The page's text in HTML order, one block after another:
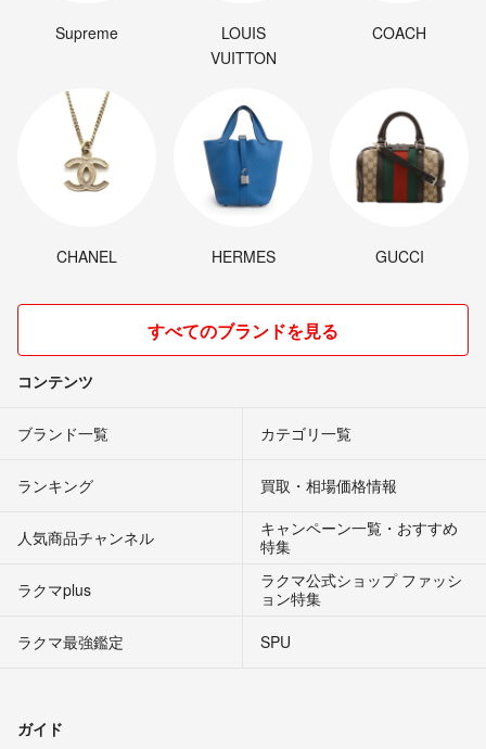
Supreme
LOUIS
VUITTON
COACH
CHANEL HERMES GUCCI
すべてのブランドを見る
コンテンツ
ブランド一覧 カテゴリ一覧
ランキング 買取・相場価格情報
人気商品チャンネル
キャンペーン一覧・おすすめ
特集
ラクマplus
ラクマ公式ショップ ファッシ
ョン特集
ラクマ最強鑑定
SPU
ガイド